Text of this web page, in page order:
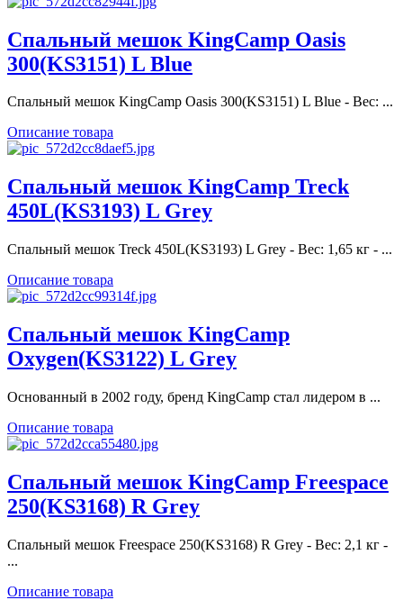
Спальный мешок KingCamp Oasis
300(KS3151) L Blue
Спальный мешок KingCamp Oasis 300(KS3151) L Blue - Вес: ...
Описание товара
Спальный мешок KingCamp Treck
450L(KS3193) L Grey
Спальный мешок Treck 450L(KS3193) L Grey - Вес: 1,65 кг - ...
Описание товара
Спальный мешок KingCamp
Oxygen(KS3122) L Grey
Основанный в 2002 году, бренд KingCamp стал лидером в ...
Описание товара
Спальный мешок KingCamp Freespace
250(KS3168) R Grey
Спальный мешок Freespace 250(KS3168) R Grey - Вес: 2,1 кг -
...
Описание товара